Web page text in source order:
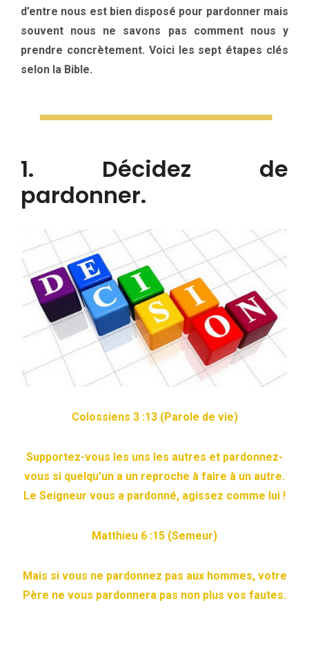
d’entre nous est bien disposé pour pardonner mais
souvent nous ne savons pas comment nous y
prendre concrètement. Voici les sept étapes clés
selon la Bible.
1. Décidez de
pardonner.
Colossiens 3 :13 (Parole de vie)
Supportez-vous les uns les autres et pardonnez-
vous si quelqu’un a un reproche à faire à un autre.
Le Seigneur vous a pardonné, agissez comme lui !
Matthieu 6 :15 (Semeur)
Mais si vous ne pardonnez pas aux hommes, votre
Père ne vous pardonnera pas non plus vos fautes.